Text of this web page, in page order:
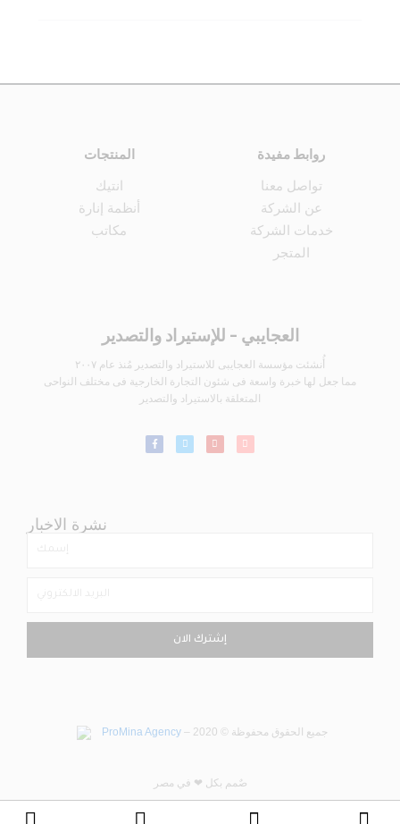
المنتجات
انتيك
أنظمة إنارة
مكاتب
روابط مفيدة
تواصل معنا
عن الشركة
خدمات الشركة
المتجر
العجايبي - للإستيراد والتصدير
أُنشئت مؤسسة العجايبى للاستيراد والتصدير مُنذ عام ٢٠٠٧
مما جعل لها خبرة واسعة فى شئون التجارة الخارجية فى مختلف النواحى
المتعلقة بالاستيراد والتصدير
نشرة الاخبار
إشترك الان
ProMina Agency – جميع الحقوق محفوظة © 2020
صٌمم بكل ❤ في مصر